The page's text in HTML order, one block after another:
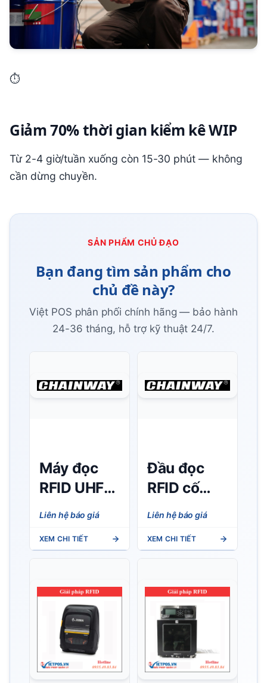
⏱
Giảm 70% thời gian kiểm kê WIP
Từ 2-4 giờ/tuần xuống còn 15-30 phút — không
cần dừng chuyền.
SẢN PHẨM CHỦ ĐẠO
Bạn đang tìm sản phẩm cho
chủ đề này?
Việt POS phân phối chính hãng — bảo hành
24-36 tháng, hỗ trợ kỹ thuật 24/7.
Máy đọc
RFID UHF
cầm tay
C66
11/13) -
Tích hợp
RFID, nhẹ
297g, IP65
Liên hệ báo giá
XEM CHI TIẾT
Đầu đọc
RFID cố
định
UR4 4
Impinj E
Series
Liên hệ báo giá
XEM CHI TIẾT